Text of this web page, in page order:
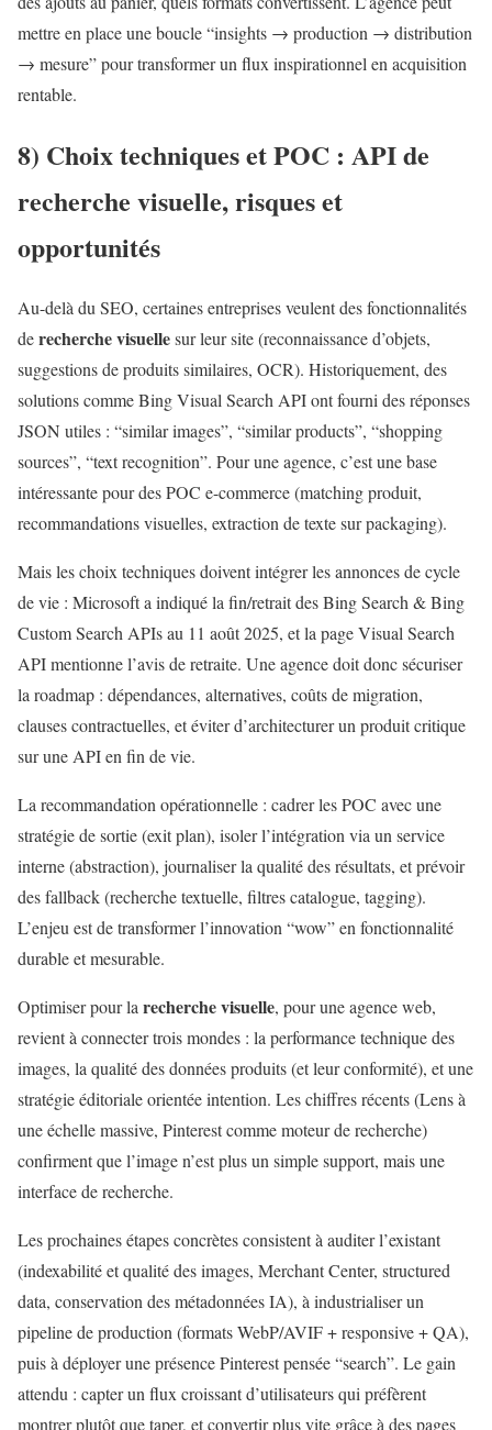
mettre en place une boucle “insights → production → distribution
→ mesure” pour transformer un flux inspirationnel en acquisition
rentable.
8) Choix techniques et POC : API de
recherche visuelle, risques et
opportunités
Au-delà du SEO, certaines entreprises veulent des fonctionnalités
derecherche visuellesur leur site (reconnaissance d’objets,
suggestions de produits similaires, OCR). Historiquement, des
solutions comme Bing Visual Search API ont fourni des réponses
JSON utiles : “similar images”, “similar products”, “shopping
sources”, “text recognition”. Pour une agence, c’est une base
intéressante pour des POC e-commerce (matching produit,
recommandations visuelles, extraction de texte sur packaging).
Mais les choix techniques doivent intégrer les annonces de cycle
de vie : Microsoft a indiqué la fin/retrait des Bing Search & Bing
Custom Search APIs au 11 août 2025, et la page Visual Search
API mentionne l’avis de retraite. Une agence doit donc sécuriser
la roadmap : dépendances, alternatives, coûts de migration,
clauses contractuelles, et éviter d’architecturer un produit critique
sur une API en fin de vie.
La recommandation opérationnelle : cadrer les POC avec une
stratégie de sortie (exit plan), isoler l’intégration via un service
interne (abstraction), journaliser la qualité des résultats, et prévoir
des fallback (recherche textuelle, filtres catalogue, tagging).
L’enjeu est de transformer l’innovation “wow” en fonctionnalité
durable et mesurable.
Optimiser pour la recherche visuelle, pour une agence web,
revient à connecter trois mondes : la performance technique des
images, la qualité des données produits (et leur conformité), et une
stratégie éditoriale orientée intention. Les chiffres récents (Lens à
une échelle massive, Pinterest comme moteur de recherche)
confirment que l’image n’est plus un simple support, mais une
interface de recherche.
Les prochaines étapes concrètes consistent à auditer l’existant
(indexabilité et qualité des images, Merchant Center, structured
data, conservation des métadonnées IA), à industrialiser un
pipeline de production (formats WebP/AVIF + responsive + QA),
puis à déployer une présence Pinterest pensée “search”. Le gain
attendu : capter un flux croissant d’utilisateurs qui préfèrent
montrer plutôt que taper, et convertir plus vite grâce à des pages